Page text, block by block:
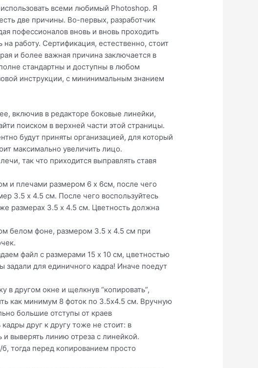
всеми любимый Photoshop. Я
две причины. Во-первых, разработчик
пофессионалов вновь и вновь проходить
работу. Сертификация, естественно, стоит
и более важная причина заключается в
стандартны и доступны в любом
инструкции, с мининимальным знанием
включив в редакторе боковые линейки,
поиском в верхней части этой страницы.
будут приняты организацией, для который
максимально увеличить лицо.
так что приходится выправлять ставя
и плечами размером 6 х 6см, после чего
3.5 х 4.5 см. После чего воспользуйтесь
размерах 3.5 х 4.5 см. Цветность должна
белом фоне, размером 3.5 х 4.5 см при
файл с размерами 15 х 10 см, цветностью
для единичного кадра! Иначе поедут
другом окне и щелкнув “копировать”,
как минимум 8 фоток по 3.5х4.5 см. Вручную
большие отступы от краев
друг к другу тоже не стоит: в
выверять линию отреза с линейкой.
тогда перед копированием просто